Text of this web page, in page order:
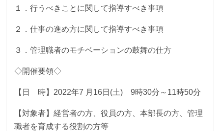
１．行うべきことに関して指導すべき事項
２．仕事の進め方に関して指導すべき事項
３．管理職者のモチベーションの鼓舞の仕方
◇開催要領◇
【日 時】2022年7 月16日(土) 9時30分～11時50分
【対象者】経営者の方、役員の方、本部長の方、管理
職者を育成する役割の方等